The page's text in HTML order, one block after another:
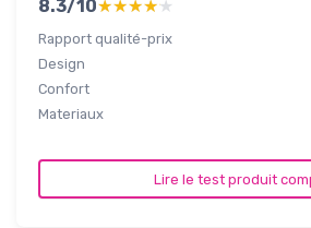
8.3/10★★★★★
★★★★★
Rapport qualité-prix
Design
Confort
Materiaux
Lire le test produit